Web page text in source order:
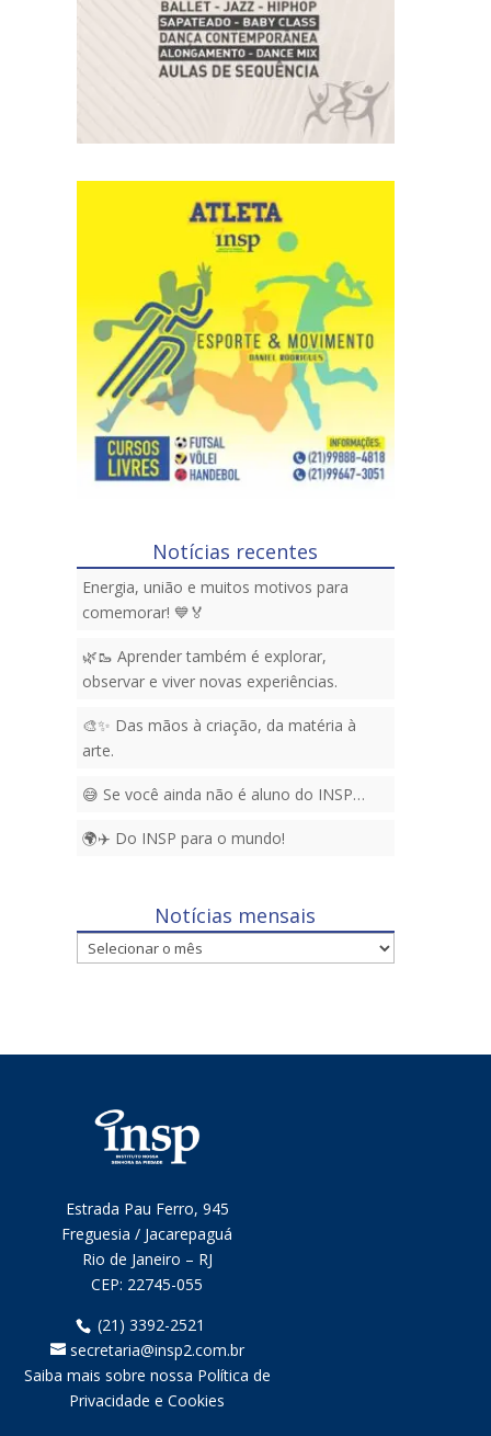
Notícias recentes
Energia, união e muitos motivos para
comemorar! 💙🏅
🌿🥾 Aprender também é explorar,
observar e viver novas experiências.
🎨✨ Das mãos à criação, da matéria à
arte.
😅 Se você ainda não é aluno do INSP…
🌍✈️ Do INSP para o mundo!
Notícias mensais
Notícias
mensais
Estrada Pau Ferro, 945
Freguesia / Jacarepaguá
Rio de Janeiro – RJ
CEP: 22745-055
(21) 3392-2521
secretaria@insp2.com.br
Saiba mais sobre nossa Política de
Privacidade e Cookies